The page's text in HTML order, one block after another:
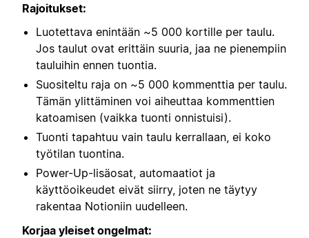
Rajoitukset:
Luotettava enintään ~5 000 kortille per taulu.
Jos taulut ovat erittäin suuria, jaa ne pienempiin
tauluihin ennen tuontia.
Suositeltu raja on ~5 000 kommenttia per taulu.
Tämän ylittäminen voi aiheuttaa kommenttien
katoamisen (vaikka tuonti onnistuisi).
Tuonti tapahtuu vain taulu kerrallaan, ei koko
työtilan tuontina.
Power-Up-lisäosat, automaatiot ja
käyttöoikeudet eivät siirry, joten ne täytyy
rakentaa Notioniin uudelleen.
Korjaa yleiset ongelmat: